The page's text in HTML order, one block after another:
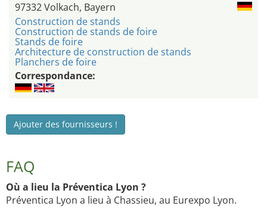
97332 Volkach, Bayern
Construction de stands
Construction de stands de foire
Stands de foire
Architecture de construction de stands
Planchers de foire
Correspondance:
Ajouter des fournisseurs !
FAQ
Où a lieu la Préventica Lyon ?
Préventica Lyon a lieu à Chassieu, au Eurexpo Lyon.